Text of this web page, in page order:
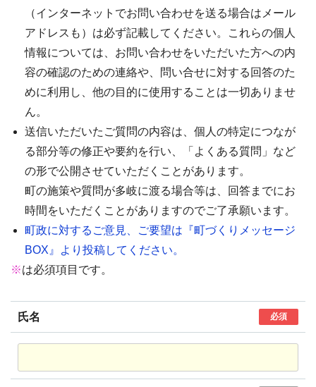
（インターネットでお問い合わせを送る場合はメール
アドレスも）は必ず記載してください。これらの個人
情報については、お問い合わせをいただいた方への内
容の確認のための連絡や、問い合せに対する回答のた
めに利用し、他の目的に使用することは一切ありませ
ん。
送信いただいたご質問の内容は、個人の特定につなが
る部分等の修正や要約を行い、「よくある質問」など
の形で公開させていただくことがあります。
町の施策や質問が多岐に渡る場合等は、回答までにお
時間をいただくことがありますのでご了承願います。
町政に対するご意見、ご要望は『町づくりメッセージ
BOX』より投稿してください。
※は必須項目です。
氏名 必須